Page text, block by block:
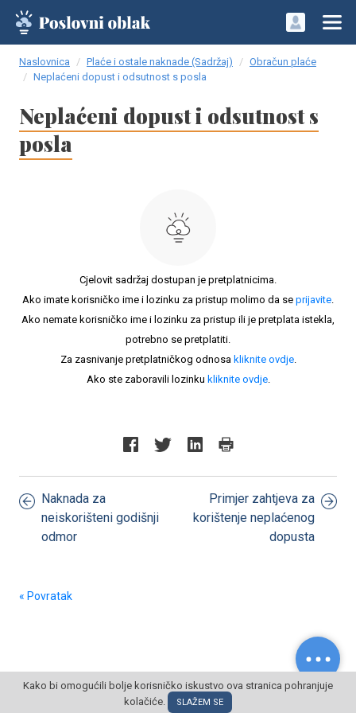
Naslovnica Plaće i ostale naknade (Sadržaj)
Obračun plaće
Neplaćeni dopust i odsutnost s posla
Neplaćeni dopust i odsutnost s
posla
Cjelovit sadržaj dostupan je pretplatnicima.
Ako imate korisničko ime i lozinku za pristup molimo da se prijavite.
Ako nemate korisničko ime i lozinku za pristup ili je pretplata istekla,
potrebno se pretplatiti.
Za zasnivanje pretplatničkog odnosa kliknite ovdje.
Ako ste zaboravili lozinku kliknite ovdje.
Naknada za
neiskorišteni godišnji
odmor
Primjer zahtjeva za
korištenje neplaćenog
dopusta
« Povratak
© POSLOVNI OBLAK Sva prava pridržana
Kako bi omogućili bolje korisničko iskustvo ova stranica pohranjuje
kolačiće.
SLAŽEM SE